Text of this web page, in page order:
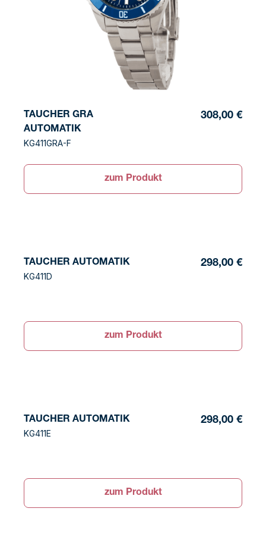
TAUCHER GRA
AUTOMATIK
KG411GRA-F
308,00 €
zum Produkt
TAUCHER AUTOMATIK
KG411D
298,00 €
zum Produkt
TAUCHER AUTOMATIK
KG411E
298,00 €
zum Produkt